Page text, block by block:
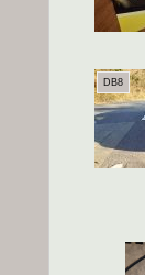
DB8